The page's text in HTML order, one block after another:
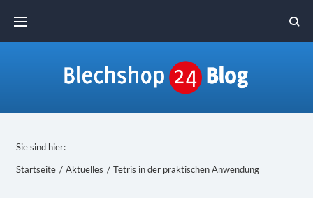
content
Sie sind hier:
Startseite / Aktuelles / Tetris in der praktischen Anwendung